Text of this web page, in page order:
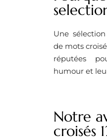
Une
de mots
réputées
humour et
Notre
croisés